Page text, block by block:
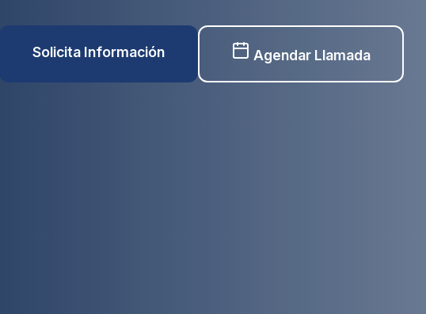
Solicita Información Agendar Llamada